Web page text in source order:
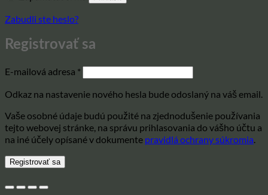
Zabudli ste heslo?
Registrovať sa
E-mailová adresa * Povinné
Odkaz na nastavenie nového hesla bude odoslaný na váš email.
Vaše osobné údaje budú použité na zjednodušenie používania
tejto webovej stránke, na správu prihlasovania do vášho účtu a
na iné účely opísané v dokumente pravidlá ochrany súkromia
Registrovať sa